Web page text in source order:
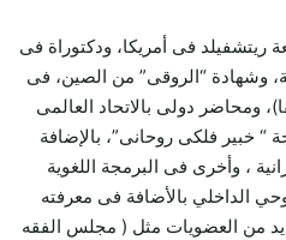
فى أمريكا، ودكتوراة فى
وشهادة “الروقى” من الصين، فى
ومحاضر دولى بالاتحاد العالمى
“ خبير فلكى روحانى”، بالإضافة
، وأخرى فى البرمجة اللغوية
الداخلي بالأضافة فى معرفته
من العضويات مثل ( مجلس الفقه